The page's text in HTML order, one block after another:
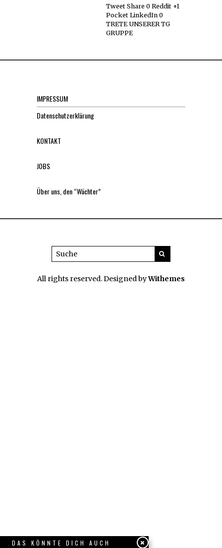
Tweet Share 0 Reddit +1
Pocket LinkedIn 0
TRETE UNSERER TG
GRUPPE
IMPRESSUM
Datenschutzerklärung
KONTAKT
JOBS
Über uns, den “Wächter”
All rights reserved. Designed byWithemes
DAS KÖNNTE DICH AUCH